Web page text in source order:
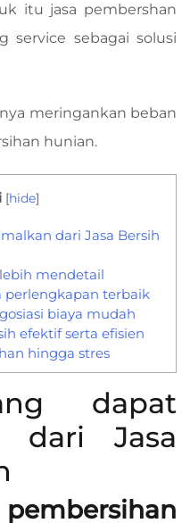
itu jasa pembershan
service sebagai solusi
meringankan beban
hunian.
[hide]
dari Jasa Bersih
mendetail
perlengkapan terbaik
biaya mudah
efektif serta efisien
hingga stres
dapat
dari Jasa